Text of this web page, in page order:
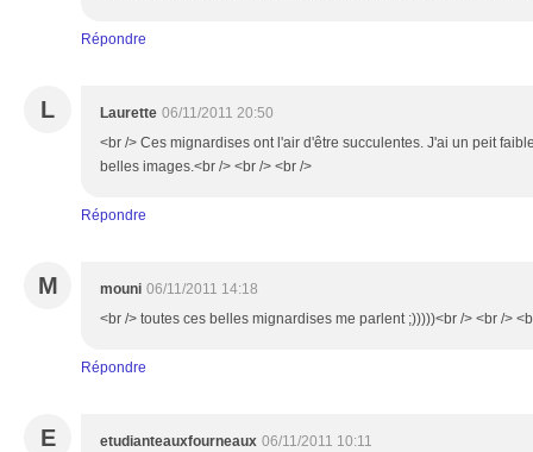
Répondre
L Laurette 06/11/2011 20:50
<br /> Ces mignardises ont l'air d'être succulentes. J'ai un peit
belles images.<br /> <br /> <br />
Répondre
M mouni 06/11/2011 14:18
<br /> toutes ces belles mignardises me parlent ;)))))<br /> <br />
Répondre
E etudianteauxfourneaux 06/11/2011 10:11